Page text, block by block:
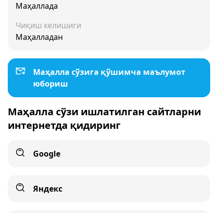
Маҳаллада
Чиқиш келишиги
Маҳалладан
Маҳалла сўзига қўшимча маълумот
юбориш
Маҳалла сўзи ишлатилган сайтларни
интернетда қидиринг
Google
Яндекс